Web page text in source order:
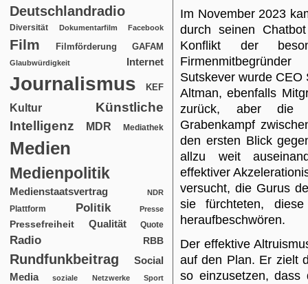
Deutschlandradio
Diversität Dokumentarfilm Facebook
Film Filmförderung GAFAM
Glaubwürdigkeit Internet
Journalismus KEF
Kultur
Künstliche
Intelligenz
MDR Mediathek
Medien
Medienpolitik
Medienstaatsvertrag NDR
Plattform Politik Presse
Pressefreiheit Qualität Quote
Radio RBB
Rundfunkbeitrag
Social
Media
soziale Netzwerke Sport
Im November 2023
durch seinen
Konflikt der
Sutskever wurde CEO
Altman, ebenfalls
zurück, aber die
Grabenkampf
den ersten Blick
allzu weit
effektiver
versucht, die Gurus
sie fürchteten,
heraufbeschwören.
Der effektive
auf den Plan. Er zielt
so einzusetzen, dass